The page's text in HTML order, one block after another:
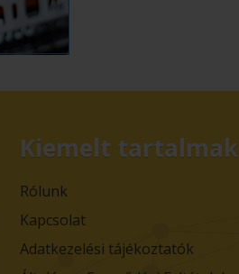
Kiemelt tartalmak
Rólunk
Kapcsolat
Adatkezelési tájékoztatók